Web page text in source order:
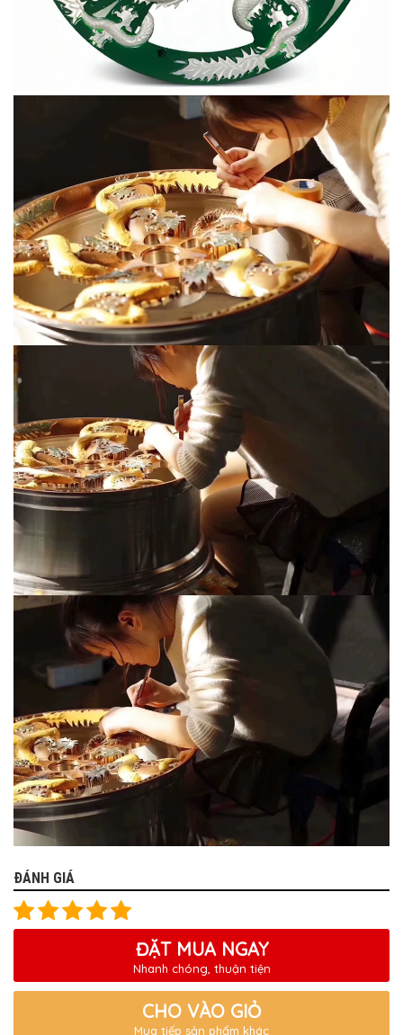
ĐÁNH GIÁ
ĐẶT MUA NGAY
Nhanh chóng, thuận tiện
CHO VÀO GIỎ
Mua tiếp sản phẩm khác